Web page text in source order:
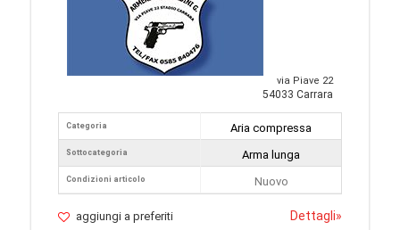
via Piave 22
54033 Carrara
Categoria
Sottocategoria
Condizioni articolo
Aria compressa
Arma lunga
Nuovo
aggiungi a preferiti Dettagli»